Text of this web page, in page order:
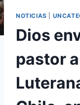
NOTICIAS
Dios
pastor